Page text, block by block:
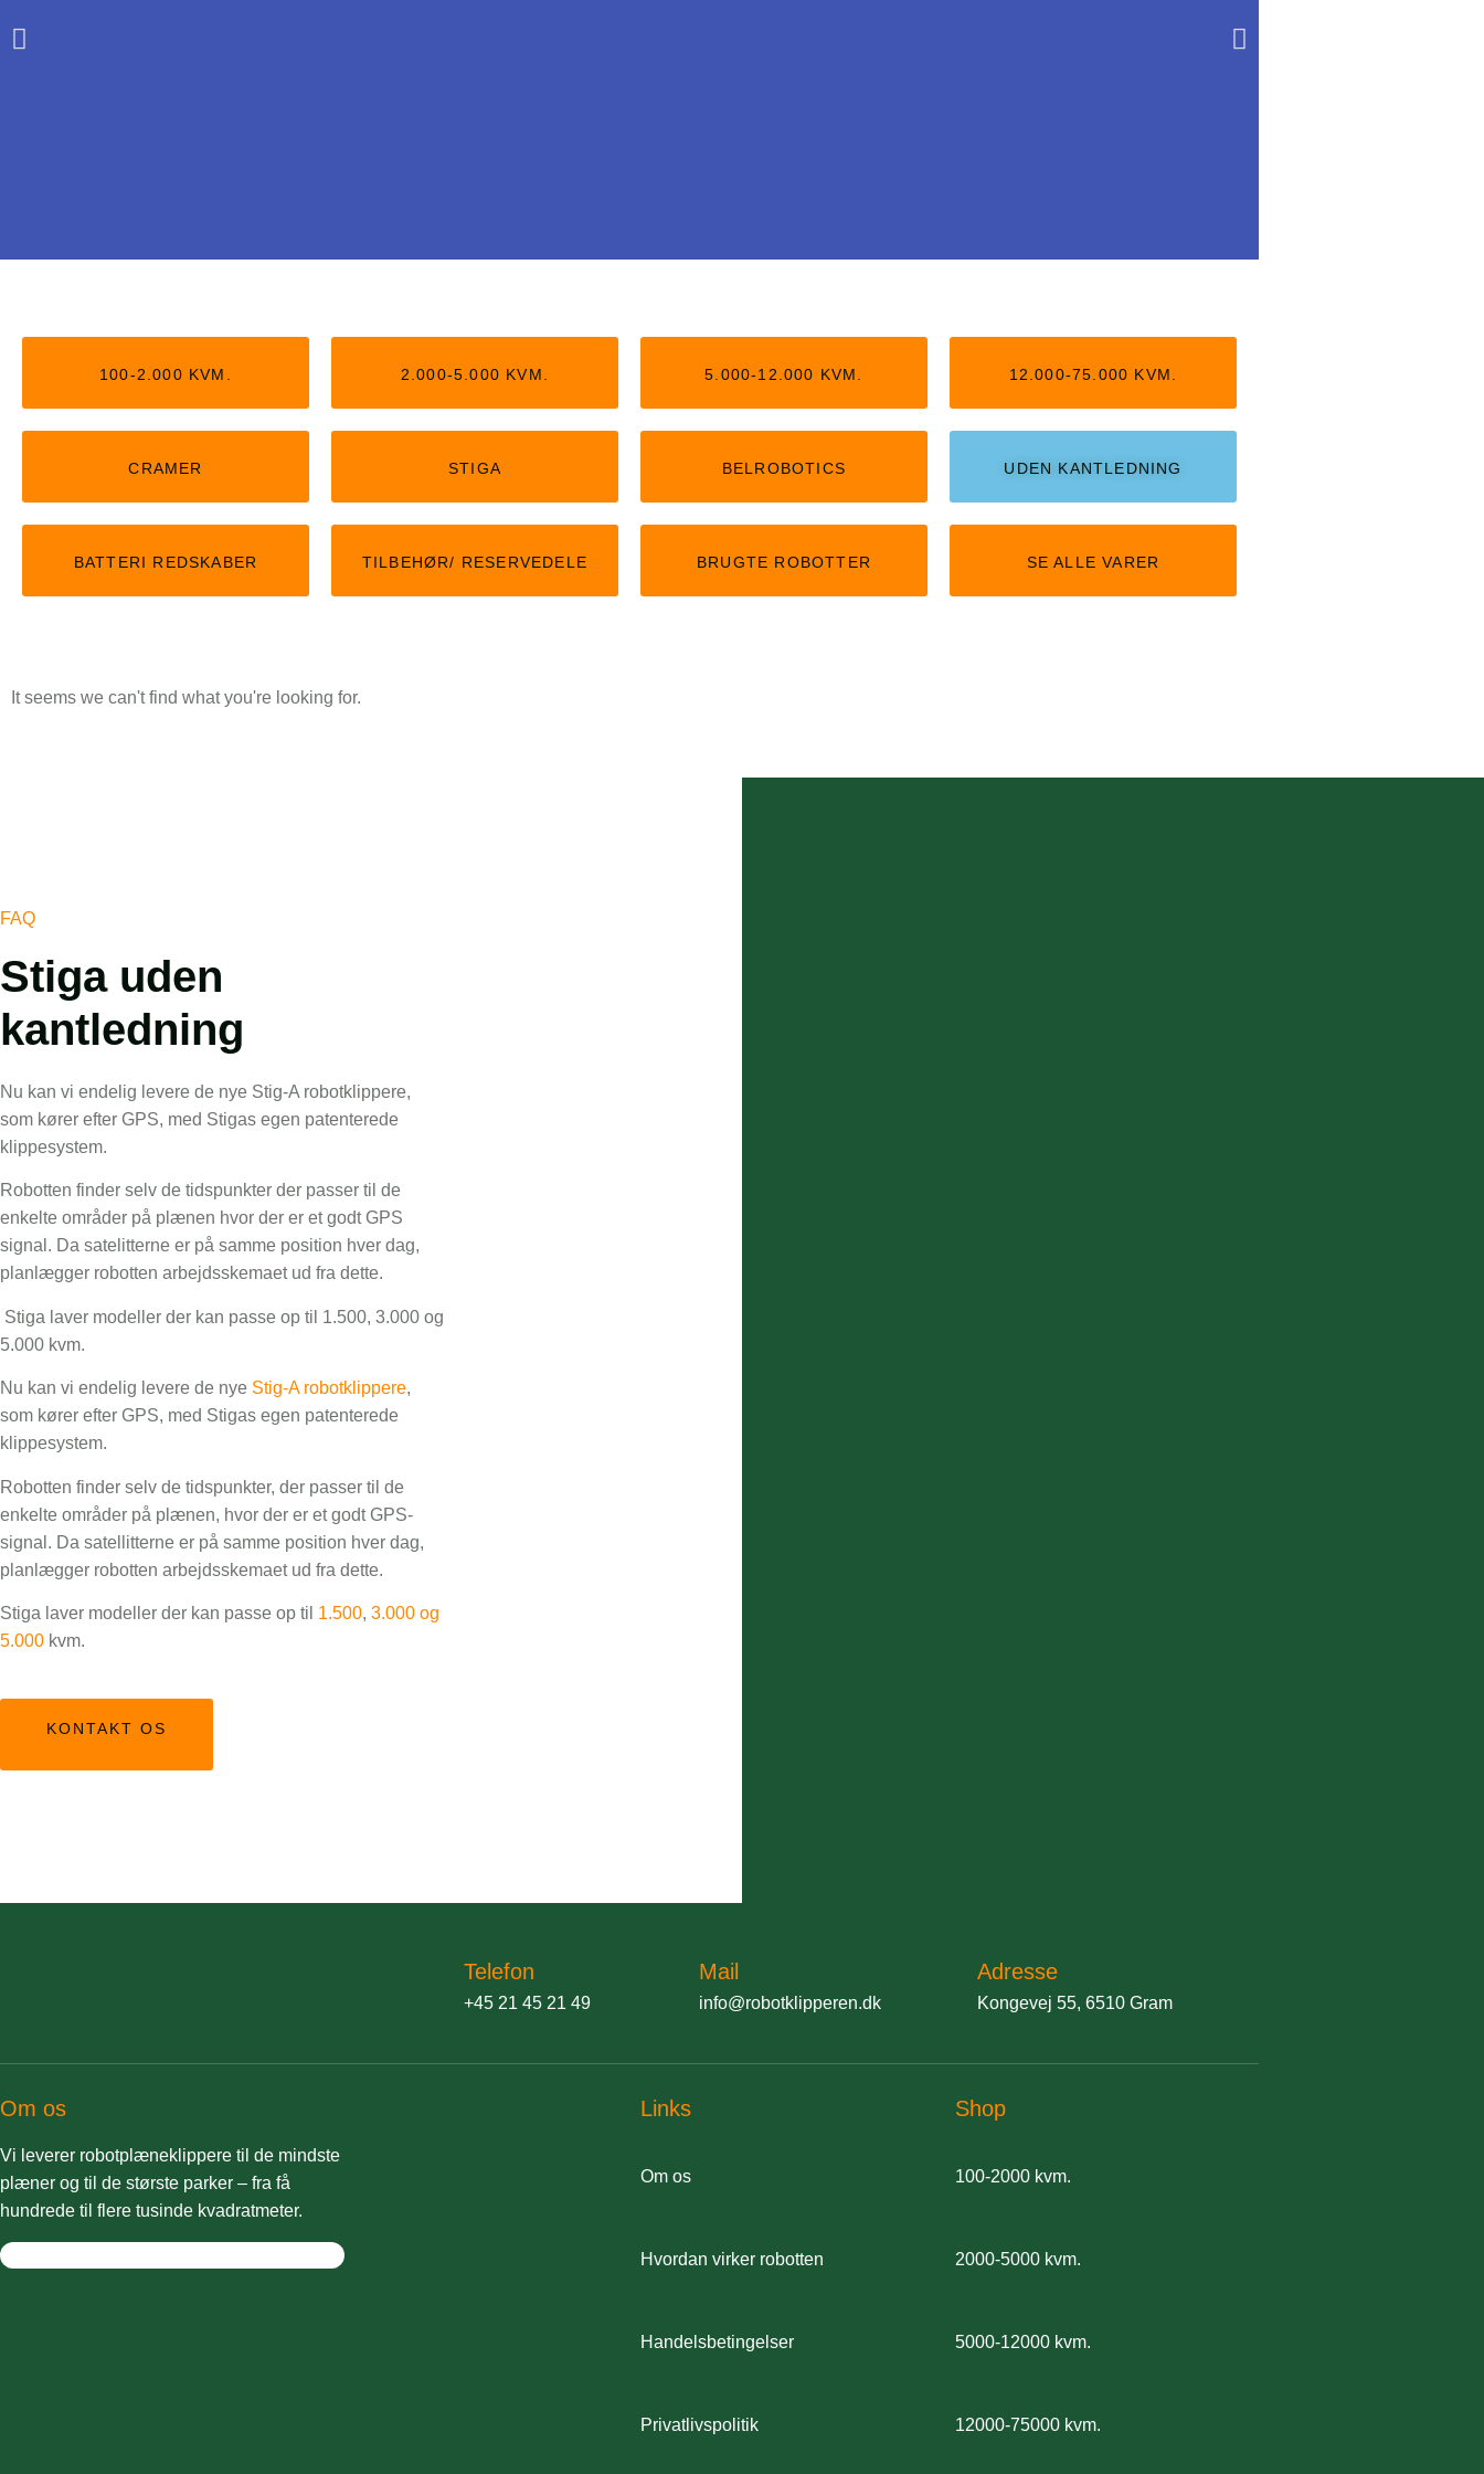
Stiga uden kantledning
KLIK HER
100-2.000 KVM. 2.000-5.000 KVM. 5.000-12.000 KVM. 12.000-75.000 KVM.
CRAMER STIGA BELROBOTICS UDEN KANTLEDNING
BATTERI REDSKABER TILBEHØR/ RESERVEDELE BRUGTE ROBOTTER SE ALLE VARER
It seems we can't find what you're looking for.
FAQ
Stiga uden
kantledning
Nu kan vi endelig levere de nye Stig-A robotklippere,
som kører efter GPS, med Stigas egen patenterede
klippesystem.
Robotten finder selv de tidspunkter der passer til de
enkelte områder på plænen hvor der er et godt GPS
signal. Da satelitterne er på samme position hver dag,
planlægger robotten arbejdsskemaet ud fra dette.
Stiga laver modeller der kan passe op til 1.500, 3.000 og
5.000 kvm.
Nu kan vi endelig levere de nye Stig-A robotklippere,
som kører efter GPS, med Stigas egen patenterede
klippesystem.
Robotten finder selv de tidspunkter, der passer til de
enkelte områder på plænen, hvor der er et godt GPS-
signal. Da satellitterne er på samme position hver dag,
planlægger robotten arbejdsskemaet ud fra dette.
Stiga laver modeller der kan passe op til 1.500, 3.000 og
5.000 kvm.
KONTAKT OS
Telefon
+45 21 45 21 49
Mail
info@robotklipperen.dk
Adresse
Kongevej 55, 6510 Gram
Om os
Vi leverer robotplæneklippere til de mindste
plæner og til de største parker – fra få
hundrede til flere tusinde kvadratmeter.
Links
Om os
Hvordan virker robotten
Handelsbetingelser
Privatlivspolitik
Shop
100-2000 kvm.
2000-5000 kvm.
5000-12000 kvm.
12000-75000 kvm.